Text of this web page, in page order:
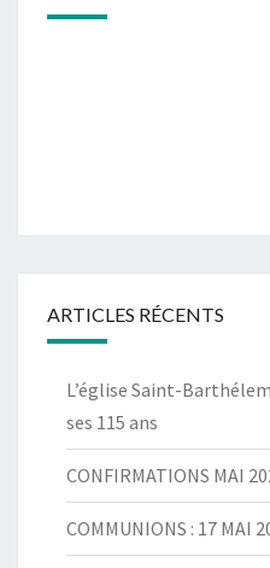
ARTICLES RÉCENTS
L’église Saint-
ses 115 ans
CONFIRMATIONS MAI
COMMUNIONS : 17 MAI